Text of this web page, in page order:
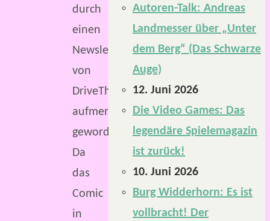
durch
einen
Newsletter
von
DriveThruComics
aufmerksam
geworden.
Da
das
Comic
in
Autoren-Talk: Andreas
Landmesser über „Unter
dem Berg“ (Das Schwarze
Auge)
12. Juni 2026
Die Video Games: Das
legendäre Spielemagazin
ist zurück!
10. Juni 2026
Burg Widderhorn: Es ist
vollbracht! Der